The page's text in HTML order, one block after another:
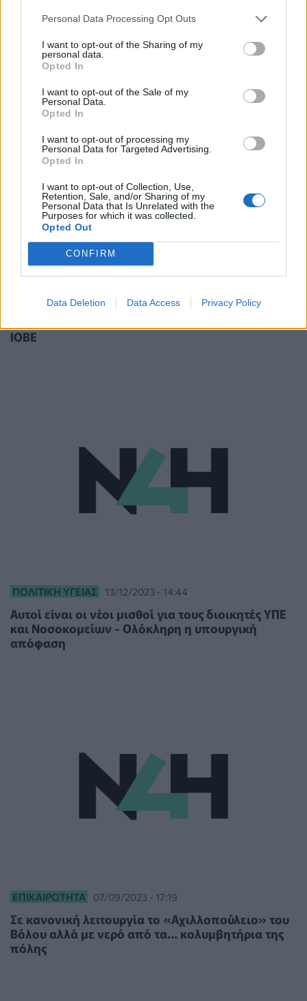
Personal Data Processing Opt Outs
I want to opt-out of the Sharing of my
personal data.
Opted In
I want to opt-out of the Sale of my
Personal Data.
Opted In
I want to opt-out of processing my
Personal Data for Targeted Advertising.
Opted In
I want to opt-out of Collection, Use,
Retention, Sale, and/or Sharing of my
Personal Data that Is Unrelated with the
Purposes for which it was collected.
Opted Out
CONFIRM
Data Deletion Data Access Privacy Policy
Δημοσιεύθηκε η πρώτη προκήρυξη για διοικητές
Τα μικρότερα νοσοκομεία καταγράφουν
ΙΟΒΕ
ΠΟΛΙΤΙΚΉ ΥΓΕΊΑΣ 13/12/2023 - 14:44
Αυτοί είναι οι νέοι μισθοί για τους διοικητές ΥΠΕ
και Νοσοκομείων - Ολόκληρη η υπουργική
απόφαση
ΕΠΙΚΑΙΡΌΤΗΤΑ 07/09/2023 - 17:19
Σε κανονική λειτουργία το «Αχιλλοπούλειο» του
Βόλου αλλά με νερό από τα... κολυμβητήρια της
πόλης